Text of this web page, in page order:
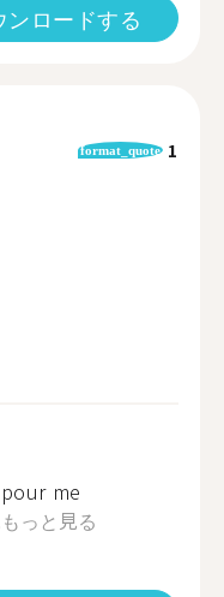
ロードする
format_quote 1
me
もっと見る